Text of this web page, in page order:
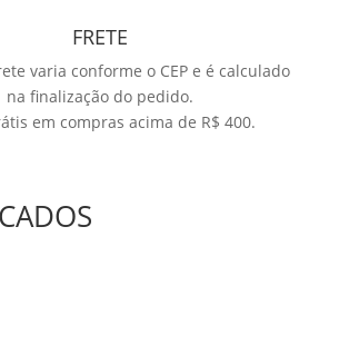
FRETE
varia conforme o CEP e é calculado
na finalização do pedido.
em compras acima de R$ 400.